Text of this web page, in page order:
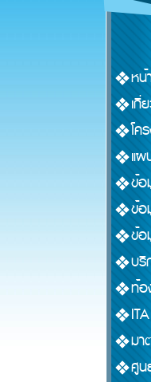
หน้
เกี่
โค
แ
ข้
ข้อ
ข้อ
บริ
ท้อ
ITA
มา
ศูน